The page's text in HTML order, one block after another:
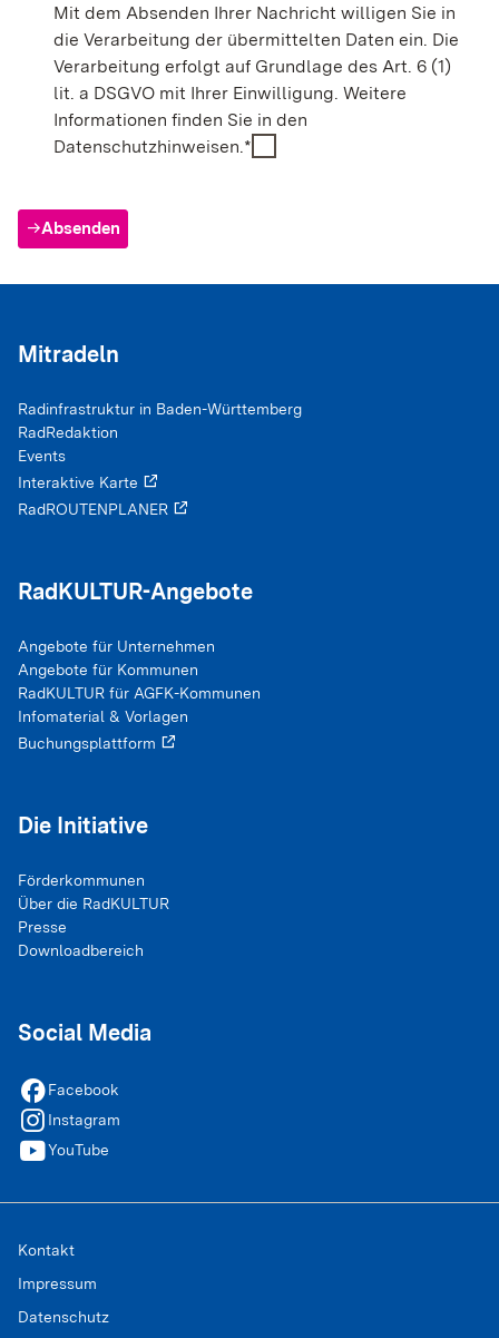
Mit dem Absenden Ihrer Nachricht willigen Sie in
die Verarbeitung der übermittelten Daten ein. Die
Verarbeitung erfolgt auf Grundlage des Art. 6 (1)
lit. a DSGVO mit Ihrer Einwilligung. Weitere
Informationen finden Sie in den
Datenschutzhinweisen.*
arrow_rightAbsenden
Mitradeln
Radinfrastruktur in Baden-Württemberg
RadRedaktion
Events
Interaktive Karte
RadROUTENPLANER
RadKULTUR-Angebote
Angebote für Unternehmen
Angebote für Kommunen
RadKULTUR für AGFK-Kommunen
Infomaterial & Vorlagen
Buchungsplattform
Die Initiative
Förderkommunen
Über die RadKULTUR
Presse
Downloadbereich
Social Media
facebookFacebook
instagram Instagram
youtubeYouTube
Kontakt
Impressum
Datenschutz
Name:
act, csrftoken, ds_user_id, ig_did, mid, rur,
sessionid, shbid, shbts, spin, urlgen
Anbieter:
Instagram (Meta Platforms Ireland Limited)
Wird verwendet, um Instagram-Inhalte auf der
personenbezogene Daten durch Instagram
Cookie Laufzeit: